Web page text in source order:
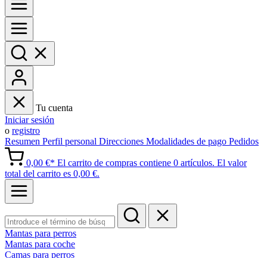
Tu cuenta
Iniciar sesión
o registro
Resumen Perfil personal Direcciones Modalidades de pago Pedidos
0,00 €* El carrito de compras contiene 0 artículos. El valor
total del carrito es 0,00 €.
Mantas para perros
Mantas para coche
Camas para perros